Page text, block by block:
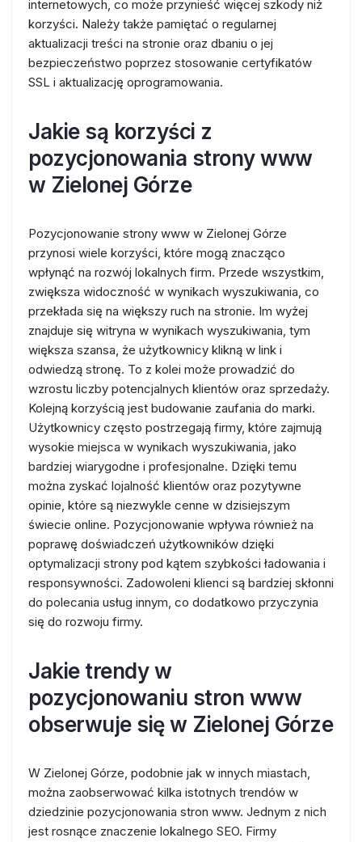
internetowych, co może przynieść więcej szkody niż
korzyści. Należy także pamiętać o regularnej
aktualizacji treści na stronie oraz dbaniu o jej
bezpieczeństwo poprzez stosowanie certyfikatów
SSL i aktualizację oprogramowania.
Jakie są korzyści z
pozycjonowania strony www
w Zielonej Górze
Pozycjonowanie strony www w Zielonej Górze
przynosi wiele korzyści, które mogą znacząco
wpłynąć na rozwój lokalnych firm. Przede wszystkim,
zwiększa widoczność w wynikach wyszukiwania, co
przekłada się na większy ruch na stronie. Im wyżej
znajduje się witryna w wynikach wyszukiwania, tym
większa szansa, że użytkownicy klikną w link i
odwiedzą stronę. To z kolei może prowadzić do
wzrostu liczby potencjalnych klientów oraz sprzedaży.
Kolejną korzyścią jest budowanie zaufania do marki.
Użytkownicy często postrzegają firmy, które zajmują
wysokie miejsca w wynikach wyszukiwania, jako
bardziej wiarygodne i profesjonalne. Dzięki temu
można zyskać lojalność klientów oraz pozytywne
opinie, które są niezwykle cenne w dzisiejszym
świecie online. Pozycjonowanie wpływa również na
poprawę doświadczeń użytkowników dzięki
optymalizacji strony pod kątem szybkości ładowania i
responsywności. Zadowoleni klienci są bardziej skłonni
do polecania usług innym, co dodatkowo przyczynia
się do rozwoju firmy.
Jakie trendy w
pozycjonowaniu stron www
obserwuje się w Zielonej Górze
W Zielonej Górze, podobnie jak w innych miastach,
można zaobserwować kilka istotnych trendów w
dziedzinie pozycjonowania stron www. Jednym z nich
jest rosnące znaczenie lokalnego SEO. Firmy